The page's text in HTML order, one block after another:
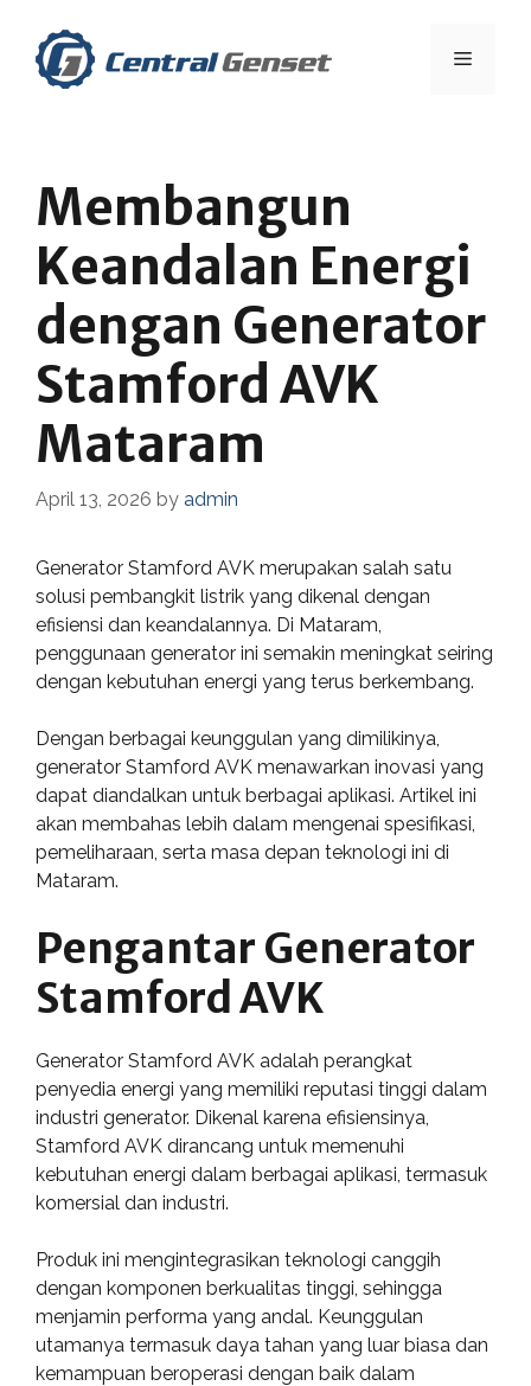
content
Menu
Membangun
Keandalan Energi
dengan Generator
Stamford AVK
Mataram
April 13, 2026 by admin
Generator Stamford AVK merupakan salah satu
solusi pembangkit listrik yang dikenal dengan
efisiensi dan keandalannya. Di Mataram,
penggunaan generator ini semakin meningkat seiring
dengan kebutuhan energi yang terus berkembang.
Dengan berbagai keunggulan yang dimilikinya,
generator Stamford AVK menawarkan inovasi yang
dapat diandalkan untuk berbagai aplikasi. Artikel ini
akan membahas lebih dalam mengenai spesifikasi,
pemeliharaan, serta masa depan teknologi ini di
Mataram.
Pengantar Generator
Stamford AVK
Generator Stamford AVK adalah perangkat
penyedia energi yang memiliki reputasi tinggi dalam
industri generator. Dikenal karena efisiensinya,
Stamford AVK dirancang untuk memenuhi
kebutuhan energi dalam berbagai aplikasi, termasuk
komersial dan industri.
Produk ini mengintegrasikan teknologi canggih
dengan komponen berkualitas tinggi, sehingga
menjamin performa yang andal. Keunggulan
utamanya termasuk daya tahan yang luar biasa dan
kemampuan beroperasi dengan baik dalam